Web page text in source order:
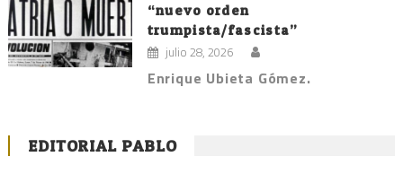
“nuevo orden
trumpista/fascista”
julio 28, 2026
Enrique Ubieta Gómez.
EDITORIAL PABLO